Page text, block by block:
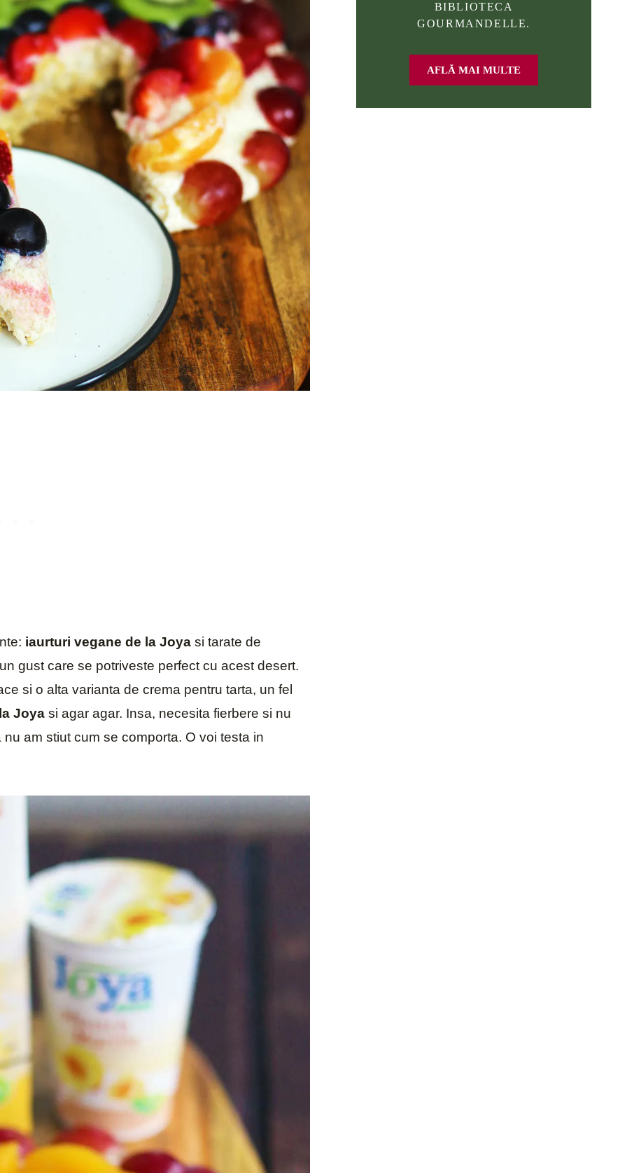
iaurturi vegane de la Joya si tarate de
gust care se potriveste perfect cu acest desert.
si o alta varianta de crema pentru tarta, un fel
Joya si agar agar. Insa, necesita fierbere si nu
am stiut cum se comporta. O voi testa in
BIBLIOTECA
GOURMANDELLE.
AFLĂ MAI MULTE